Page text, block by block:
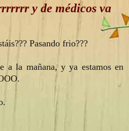
y de médicos va
Pasando frio???
a la mañana, y ya estamos en